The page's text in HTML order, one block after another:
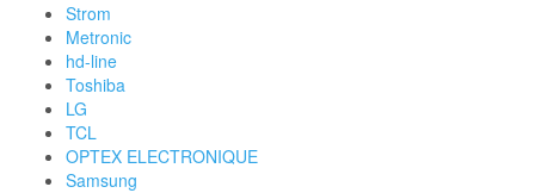
Strom
Metronic
hd-line
Toshiba
LG
TCL
OPTEX ELECTRONIQUE
Samsung